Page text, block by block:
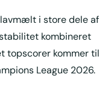
i store dele af
kombineret
topscorer kommer til
League 2026.